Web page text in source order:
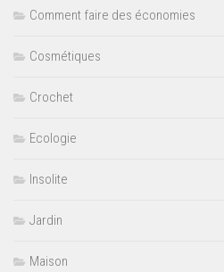
Comment faire des économies
Cosmétiques
Crochet
Ecologie
Insolite
Jardin
Maison